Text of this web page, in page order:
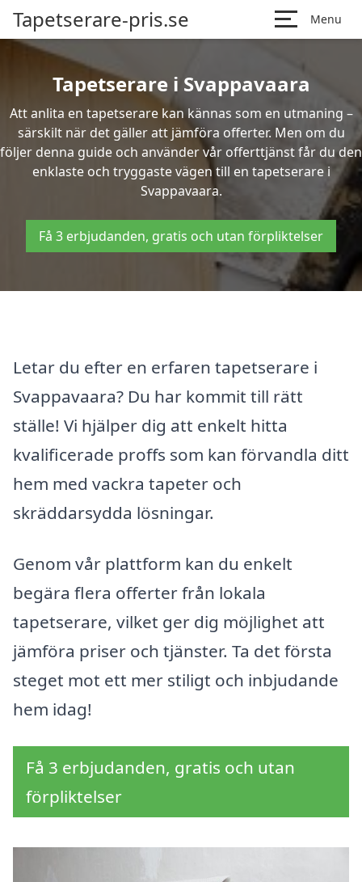
Tapetserare-pris.se Menu
Tapetserare i Svappavaara
Att anlita en tapetserare kan kännas som en utmaning –
särskilt när det gäller att jämföra offerter. Men om du
följer denna guide och använder vår offerttjänst får du den
enklaste och tryggaste vägen till en tapetserare i
Svappavaara.
Få 3 erbjudanden, gratis och utan förpliktelser
Letar du efter en erfaren tapetserare i
Svappavaara? Du har kommit till rätt
ställe! Vi hjälper dig att enkelt hitta
kvalificerade proffs som kan förvandla ditt
hem med vackra tapeter och
skräddarsydda lösningar.
Genom vår plattform kan du enkelt
begära flera offerter från lokala
tapetserare, vilket ger dig möjlighet att
jämföra priser och tjänster. Ta det första
steget mot ett mer stiligt och inbjudande
hem idag!
Få 3 erbjudanden, gratis och utan
förpliktelser